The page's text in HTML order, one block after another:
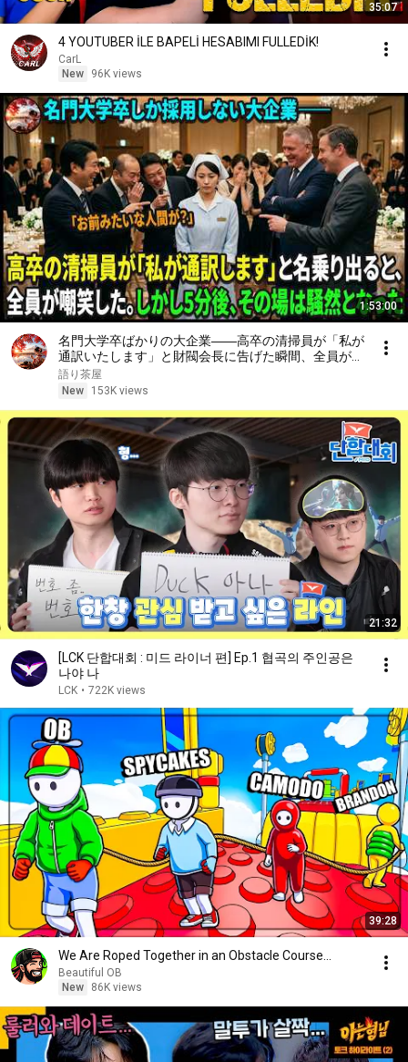
35:07
4 YOUTUBER İLE BAPELİ HESABIMI FULLEDİK!
CarL
New
96K views
1:53:00
名門大学卒ばかりの大企業――高卒の清掃員が「私が
通訳いたします」と財閥会長に告げた瞬間、全員が嘲
笑した。しかし5分後、その場は静まり返った。#動
エピソード#老後の物語 #家族の物語
語り茶屋
New
153K views
21:32
[LCK 단합대회 : 미드 라이너 편] Ep.1 협곡의 주인공은
나야 나
LCK • 722K views
39:28
We Are Roped Together in an Obstacle Course...
Beautiful OB
New
86K views